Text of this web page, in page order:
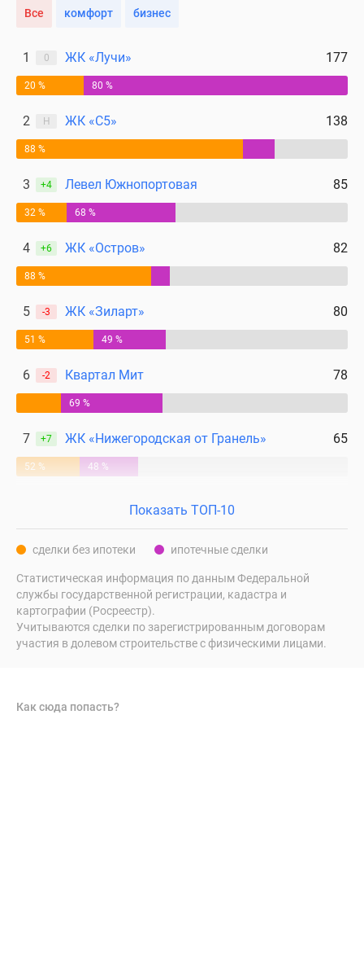
Все комфорт бизнес
1 0 ЖК «Лучи» 177
20 % 80 %
2 Н ЖК «С5» 138
88 %
3 +4 Левел Южнопортовая 85
32 % 68 %
4 +6 ЖК «Остров» 82
88 %
5 -3 ЖК «Зиларт» 80
51 % 49 %
6 -2 Квартал Мит 78
69 %
7 +7 ЖК «Нижегородская от Гранель» 65
52 % 48 %
Показать ТОП-10
сделки без ипотеки ипотечные сделки
Статистическая информация по данным Федеральной
службы государственной регистрации, кадастра и
картографии (Росреестр).
Учитываются сделки по зарегистрированным договорам
участия в долевом строительстве с физическими лицами.
Как сюда попасть?